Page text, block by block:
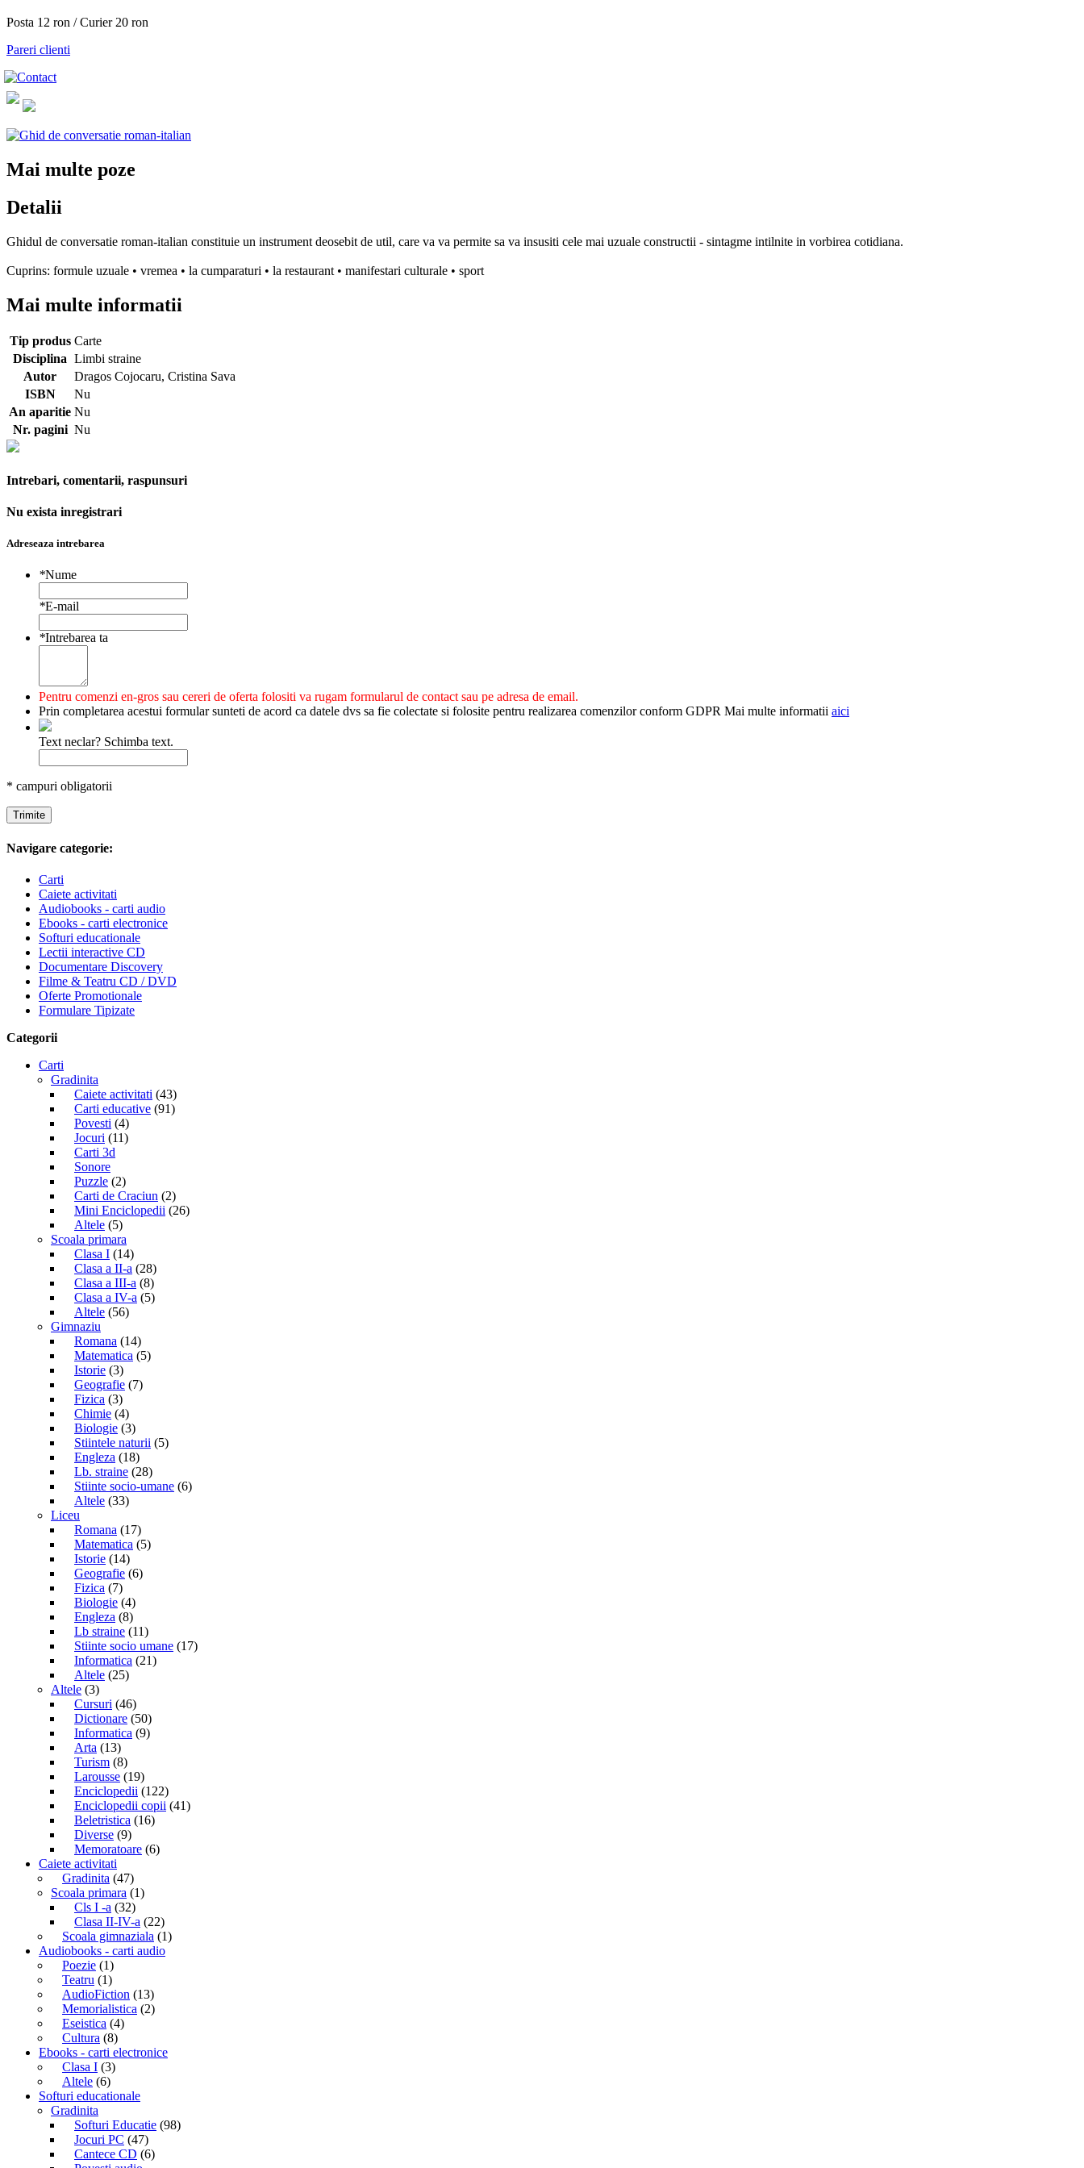
Posta 12 ron / Curier 20 ron
Pareri clienti
Mai multe poze
Detalii
Ghidul de conversatie roman-italian constituie un instrument deosebit de util, care va va permite sa va insusiti cele mai uzuale constructii - sintagme intilnite in vorbirea cotidiana.
Cuprins: formule uzuale • vremea • la cumparaturi • la restaurant • manifestari culturale • sport
Mai multe informatii
Tip produs Carte
Disciplina Limbi straine
Autor
Dragos Cojocaru, Cristina Sava
ISBN
Nu
An aparitie Nu
Nr. pagini Nu
Intrebari, comentarii, raspunsuri
Nu exista inregistrari
Adreseaza intrebarea
*Nume
*E-mail
*Intrebarea ta
Pentru comenzi en-gros sau cereri de oferta folositi va rugam formularul de contact sau pe adresa de email.
Prin completarea acestui formular sunteti de acord ca datele dvs sa fie colectate si folosite pentru realizarea comenzilor conform GDPR Mai multe informatii aici
Text neclar? Schimba text.
* campuri obligatorii
Trimite
Navigare categorie:
Carti
Caiete activitati
Audiobooks - carti audio
Ebooks - carti electronice
Softuri educationale
Lectii interactive CD
Documentare Discovery
Filme & Teatru CD / DVD
Oferte Promotionale
Formulare Tipizate
Categorii
Carti
Gradinita
Caiete activitati (43)
Carti educative (91)
Povesti (4)
Jocuri (11)
Carti 3d
Sonore
Puzzle (2)
Carti de Craciun (2)
Mini Enciclopedii (26)
Altele (5)
Scoala primara
Clasa I (14)
Clasa a II-a (28)
Clasa a III-a (8)
Clasa a IV-a (5)
Altele (56)
Gimnaziu
Romana (14)
Matematica (5)
Istorie (3)
Geografie (7)
Fizica (3)
Chimie (4)
Biologie (3)
Stiintele naturii (5)
Engleza (18)
Lb. straine (28)
Stiinte socio-umane (6)
Altele (33)
Liceu
Romana (17)
Matematica (5)
Istorie (14)
Geografie (6)
Fizica (7)
Biologie (4)
Engleza (8)
Lb straine (11)
Stiinte socio umane (17)
Informatica (21)
Altele (25)
Altele (3)
Cursuri (46)
Dictionare (50)
Informatica (9)
Arta (13)
Turism (8)
Larousse (19)
Enciclopedii (122)
Enciclopedii copii (41)
Beletristica (16)
Diverse (9)
Memoratoare (6)
Caiete activitati
Gradinita (47)
Scoala primara (1)
Cls I -a (32)
Clasa II-IV-a (22)
Scoala gimnaziala (1)
Audiobooks - carti audio
Poezie (1)
Teatru (1)
AudioFiction (13)
Memorialistica (2)
Eseistica (4)
Cultura (8)
Ebooks - carti electronice
Clasa I (3)
Altele (6)
Softuri educationale
Gradinita
Softuri Educatie (98)
Jocuri PC (47)
Cantece CD (6)